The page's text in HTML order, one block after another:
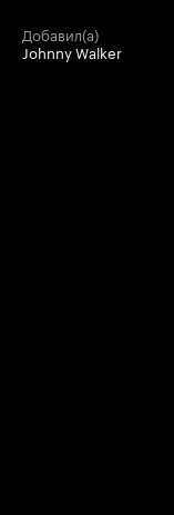
добавил(а)
Johnny Walker